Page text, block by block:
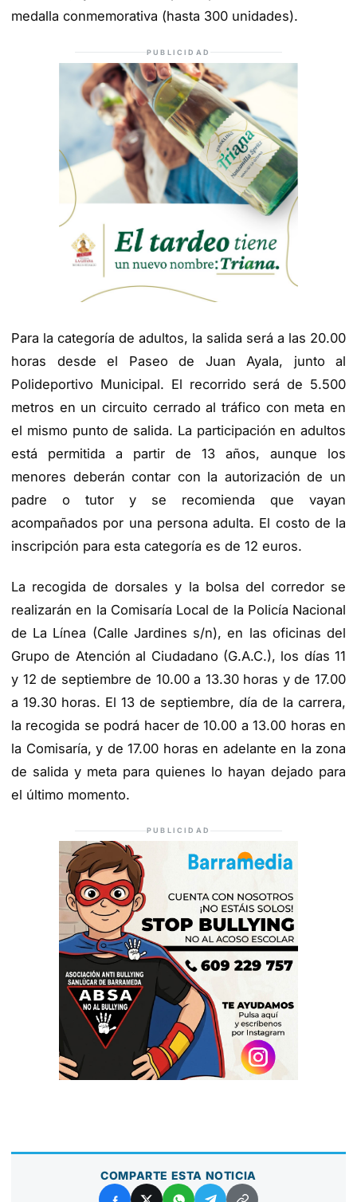
medalla conmemorativa (hasta 300 unidades).
PUBLICIDAD
Para la categoría de adultos, la salida será a las 20.00
horas desde el Paseo de Juan Ayala, junto al
Polideportivo Municipal. El recorrido será de 5.500
metros en un circuito cerrado al tráfico con meta en
el mismo punto de salida. La participación en adultos
está permitida a partir de 13 años, aunque los
menores deberán contar con la autorización de un
padre o tutor y se recomienda que vayan
acompañados por una persona adulta. El costo de la
inscripción para esta categoría es de 12 euros.
La recogida de dorsales y la bolsa del corredor se
realizarán en la Comisaría Local de la Policía Nacional
de La Línea (Calle Jardines s/n), en las oficinas del
Grupo de Atención al Ciudadano (G.A.C.), los días 11
y 12 de septiembre de 10.00 a 13.30 horas y de 17.00
a 19.30 horas. El 13 de septiembre, día de la carrera,
la recogida se podrá hacer de 10.00 a 13.00 horas en
la Comisaría, y de 17.00 horas en adelante en la zona
de salida y meta para quienes lo hayan dejado para
el último momento.
PUBLICIDAD
COMPARTE ESTA NOTICIA